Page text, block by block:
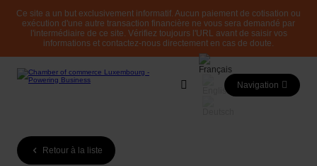
Ce site a un but exclusivement informatif. Aucun paiement de cotisation ou
exécution d'une autre transaction financière ne vous sera demandé par
l'intermédiaire de ce site. Vérifiez toujours l'URL avant de saisir vos
informations et contactez-nous directement en cas de doute.
Navigation
Retour à la liste